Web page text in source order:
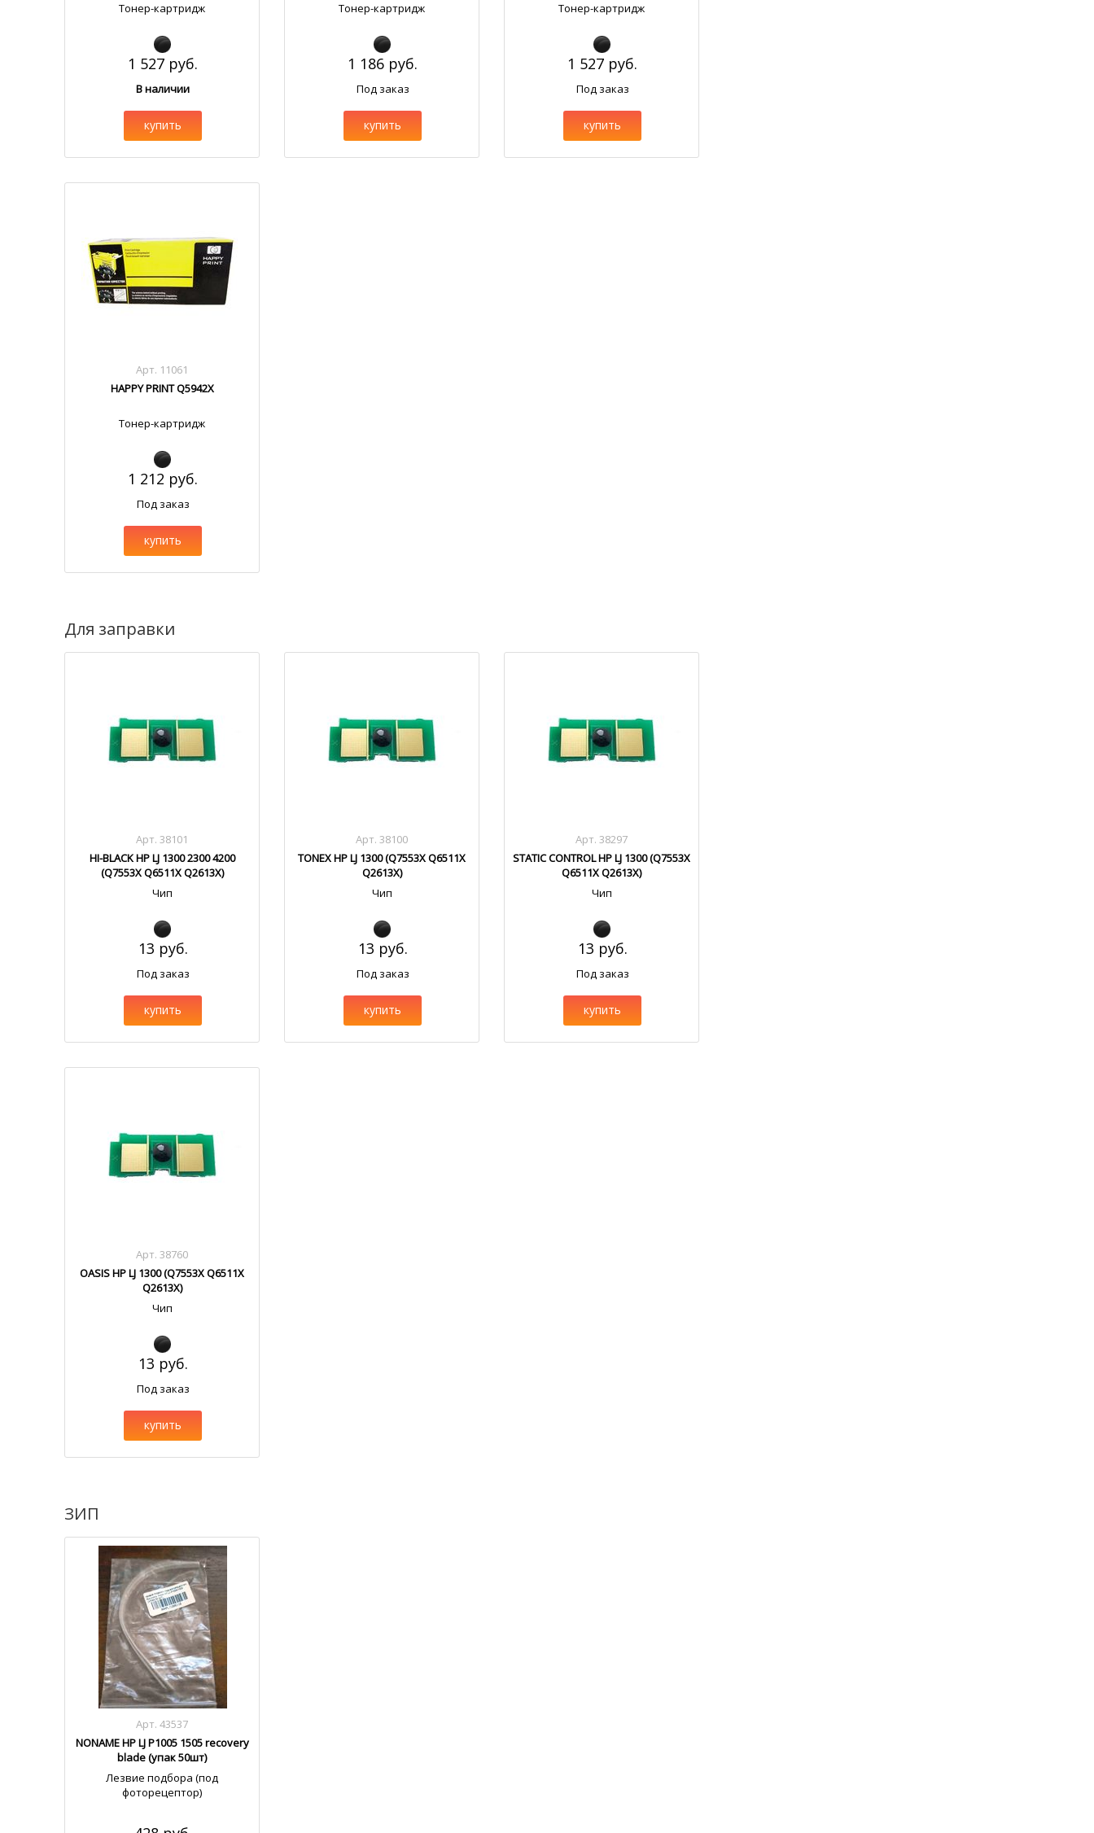
Тонер-картридж
1 527 руб.
В наличии
купить
Тонер-картридж
1 186 руб.
Под заказ
купить
Тонер-картридж
1 527 руб.
Под заказ
купить
Арт. 11061
HAPPY PRINT Q5942X
Тонер-картридж
1 212 руб.
Под заказ
купить
Для заправки
Арт. 38101
HI-BLACK HP LJ 1300 2300 4200
(Q7553X Q6511X Q2613X)
Чип
13 руб.
Под заказ
купить
Арт. 38100
TONEX HP LJ 1300 (Q7553X Q6511X
Q2613X)
Чип
13 руб.
Под заказ
купить
Арт. 38297
STATIC CONTROL HP LJ 1300 (Q7553X
Q6511X Q2613X)
Чип
13 руб.
Под заказ
купить
Арт. 38760
OASIS HP LJ 1300 (Q7553X Q6511X
Q2613X)
Чип
13 руб.
Под заказ
купить
ЗИП
Арт. 43537
NONAME HP LJ P1005 1505 recovery
blade (упак 50шт)
Лезвие подбора (под
фоторецептор)